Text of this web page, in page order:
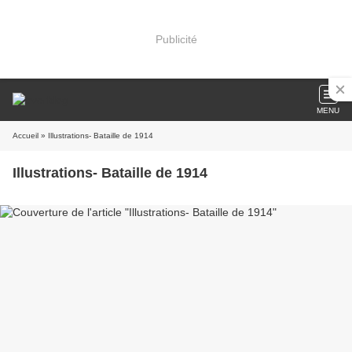
Publicité
MENU
Accueil » Illustrations- Bataille de 1914
Illustrations- Bataille de 1914